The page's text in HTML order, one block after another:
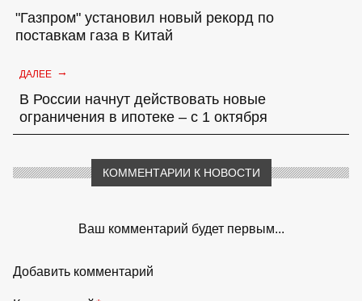
"Газпром" установил новый рекорд по
поставкам газа в Китай
ДАЛЕЕ →
В России начнут действовать новые
ограничения в ипотеке – с 1 октября
КОММЕНТАРИИ К НОВОСТИ
Ваш комментарий будет первым...
Добавить комментарий